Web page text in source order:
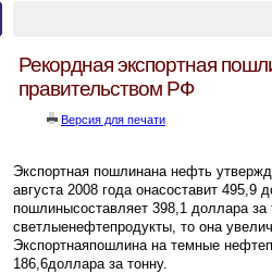
Рекордная экспортная
правительством РФ
Версия для печати
Экспортная пошлинана нефть
августа 2008 года онасоставит 495,9
пошлинысоставляет 398,1 доллара
светлыенефтепродукты, то она
Экспортнаяпошлина на темные
186,6доллара за тонну.